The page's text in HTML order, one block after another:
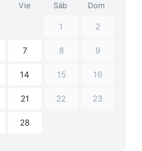
Vie Sáb Dom
1 2
7 8 9
14 15 16
21 22 23
28